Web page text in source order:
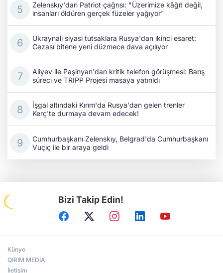
Zelenskıy'dan Patriot çağrısı: "Üzerimize kâğıt değil,
insanları öldüren gerçek füzeler yağıyor"
Ukraynalı siyasi tutsaklara Rusya'dan ikinci esaret:
Cezası bitene yeni düzmece dava açılıyor
Aliyev ile Paşinyan'dan kritik telefon görüşmesi: Barış
süreci ve TRIPP Projesi masaya yatırıldı
İşgal altındaki Kırım'da Rusya'dan gelen trenler
Kerç'te durmaya devam edecek!
Cumhurbaşkanı Zelenskıy, Belgrad'da Cumhurbaşkanı
Vuçiç ile bir araya geldi
Bizi Takip Edin!
Künye
QIRIM MEDİA
İletişim